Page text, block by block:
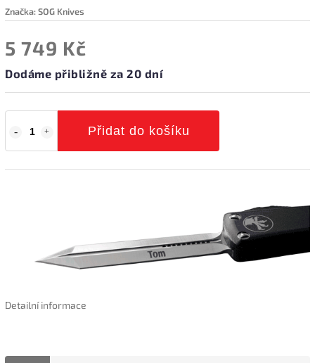
Značka:SOG Knives
5 749 Kč
Dodáme přibližně za 20 dní
Přidat do košíku
Detailní informace